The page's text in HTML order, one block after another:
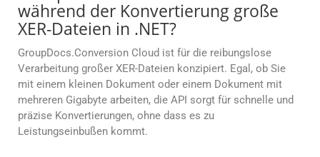
während der Konvertierung große
XER-Dateien in .NET?
GroupDocs.Conversion Cloud ist für die reibungslose
Verarbeitung großer XER-Dateien konzipiert. Egal, ob Sie
mit einem kleinen Dokument oder einem Dokument mit
mehreren Gigabyte arbeiten, die API sorgt für schnelle und
präzise Konvertierungen, ohne dass es zu
Leistungseinbußen kommt.